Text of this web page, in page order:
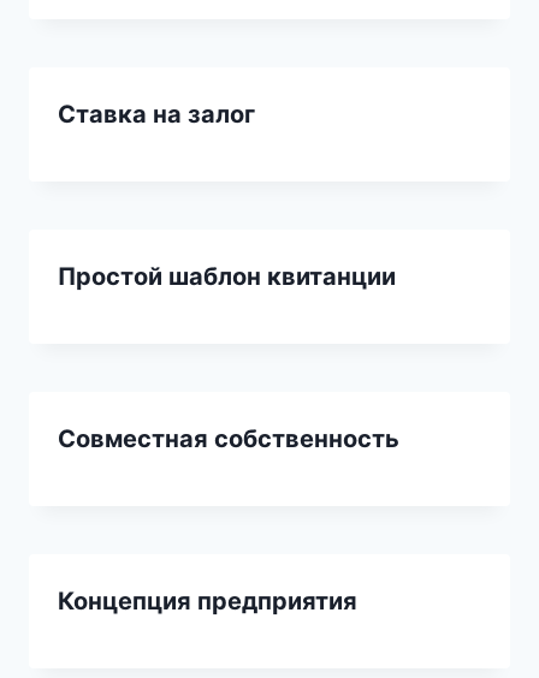
Ставка на залог
Простой шаблон квитанции
Совместная собственность
Концепция предприятия